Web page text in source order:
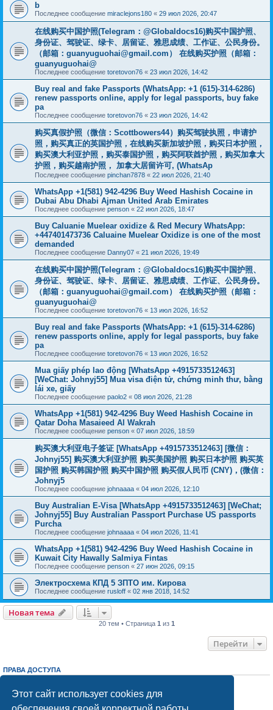
Этот сайт использует cookies для
b
Последнее сообщение miraclejons180 « 29 июл 2026, 20:47
在线购买中国护照(Telegram：@Globaldocs16)购买中国护照、
身份证、驾驶证、绿卡、居留证、雅思成绩、工作证、公民身份。
（邮箱： guanyuguohai@gmail.com ） 在线购买护照（邮箱：
guanyuguohai@
Последнее сообщение toretovon76 « 23 июл 2026, 14:42
Buy real and fake Passports (WhatsApp: +1 (615)-314-6286)
renew passports online, apply for legal passports, buy fake
pa
Последнее сообщение toretovon76 « 23 июл 2026, 14:42
购买真假护照（微信：Scottbowers44）购买驾驶执照，申请护
照，购买真正的英国护照，在线购买新加坡护照，购买日本护照，
购买澳大利亚护照，购买泰国护照，购买阿联酋护照，购买加拿大
护照，购买越南护照， 加拿大居留许可, (WhatsAp
Последнее сообщение pinchan7878 « 22 июл 2026, 21:40
WhatsApp +1(581) 942-4296 Buy Weed Hashish Cocaine in
Dubai Abu Dhabi Ajman United Arab Emirates
Последнее сообщение penson « 22 июл 2026, 18:47
Buy Caluanie Muelear oxidize & Red Mecury WhatsApp:
+447401473736 Caluaine Muelear Oxidize is one of the most
demanded
Последнее сообщение Danny07 « 21 июл 2026, 19:49
在线购买中国护照(Telegram：@Globaldocs16)购买中国护照、
身份证、驾驶证、绿卡、居留证、雅思成绩、工作证、公民身份。
（邮箱： guanyuguohai@gmail.com ） 在线购买护照（邮箱：
guanyuguohai@
Последнее сообщение toretovon76 « 13 июл 2026, 16:52
Buy real and fake Passports (WhatsApp: +1 (615)-314-6286)
renew passports online, apply for legal passports, buy fake
pa
Последнее сообщение toretovon76 « 13 июл 2026, 16:52
Mua giấy phép lao động [WhatsApp +4915733512463]
[WeChat: Johnyj55] Mua visa điện tử, chứng minh thư, bằng
lái xe, giấy
Последнее сообщение paolo2 « 08 июл 2026, 21:28
WhatsApp +1(581) 942-4296 Buy Weed Hashish Cocaine in
Qatar Doha Masaieed Al Wakrah
Последнее сообщение penson « 07 июл 2026, 18:59
购买澳大利亚电子签证 [WhatsApp +4915733512463] [微信：
Johnyj55] 购买澳大利亚护照 购买美国护照 购买日本护照 购买英
国护照 购买韩国护照 购买中国护照 购买假人民币 (CNY)，(微信：
Johnyj5
Последнее сообщение johnaaaa « 04 июл 2026, 12:10
Buy Australian E-Visa [WhatsApp +4915733512463] [WeChat;
Johnyj55] Buy Australian Passport Purchase US passports
Purcha
Последнее сообщение johnaaaa « 04 июл 2026, 11:41
WhatsApp +1(581) 942-4296 Buy Weed Hashish Cocaine in
Kuwait City Hawally Salmiya Fintas
Последнее сообщение penson « 27 июн 2026, 09:15
Электросхема КПД 5 ЗПТО им. Кирова
Последнее сообщение rusloff « 02 янв 2018, 14:52
Новая тема
20 тем • Страница 1 из 1
Перейти
ПРАВА ДОСТУПА
Выне можетеотвечать на сообщения
Выне можетередактировать свои сообщения
Выне можетеудалять свои сообщения